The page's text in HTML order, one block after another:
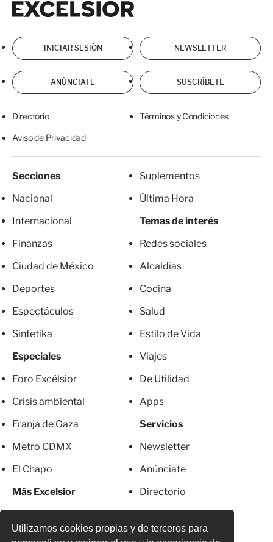
Utilizamos cookies propias y de terceros para
INICIAR SESIÓN NEWSLETTER
ANÚNCIATE SUSCRÍBETE
Directorio Términos y Condiciones
Aviso de Privacidad
Secciones
Nacional
Internacional
Finanzas
Ciudad de México
Deportes
Espectáculos
Sintetika
Especiales
Foro Excélsior
Crisis ambiental
Franja de Gaza
Metro CDMX
El Chapo
Más Excelsior
Suplementos
Última Hora
Temas de interés
Redes sociales
Alcaldías
Cocina
Salud
Estilo de Vida
Viajes
De Utilidad
Apps
Servicios
Newsletter
Anúnciate
Directorio